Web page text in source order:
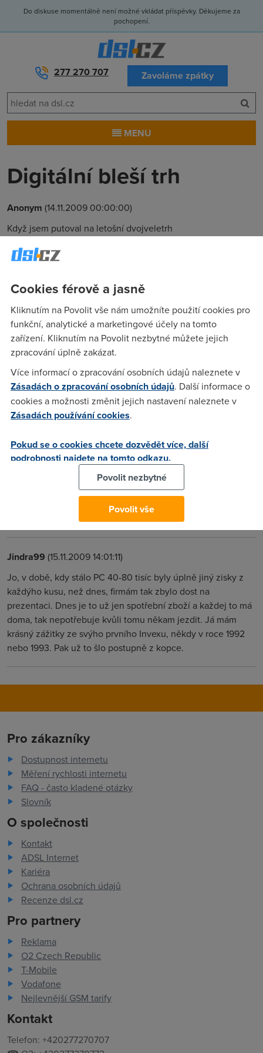
Do diskuse momentálně není možné vkládat příspěvky. Děkujeme za
pochopení.
277 270 707 Zavoláme zpátky
MENU
Digitální bleší trh
Anonym (14.11.2009 00:00:00)
Když jsem putoval na letošní dvojveletrh
předznamenala mé následné dojmy. Poté, co vlak měl
tramvaj se srazila s osobním autem, jsem dorazil na
Výstaviště o dobrou třičtvrtěhodinu později, než jsem
zamýšlel. Netušil jsem, že by se hodila ještě stávka semaforů
a vrátných u vstupu - a pořád by času na prohlídku bylo víc
než dost.
Vassago(14.11.2009 17:50:29)
Marně vzpomínám na doby před dvanácti lety, kdy jsem
coby jedenáctiletý klučina jezdil s tátou na Invex a pak svoje
kde se tísnily tisíce lidí, všechny pavilony byly zaplněny až
po strop a v sekci Come in Future megalomanské stánky
všech, kdo v herní branži něco znamenali vyplňovaly prostor
mezi stovkama počítačů, na kterých mohl každý zkusit to
nejnovější, co herní průmysl nabízel...kde ty časy. To, co se
na výstavišti předvádělo polední roky byla úplná ubohost...
Jindra99 (15.11.2009 14:01:11)
Jo, v době, kdy stálo PC 40-80 tisíc byly úplně jiný zisky z
každýho kusu, než dnes, firmám tak zbylo dost na
prezentaci. Dnes je to už jen spotřební zboží a každej to má
doma, tak nepotřebuje kvůli tomu někam jezdit. Já mám
krásný zážitky ze svýho prvního Invexu, někdy v roce 1992
nebo 1993. Pak už to šlo postupně z kopce.
Pro zákazníky
Dostupnost internetu
Měření rychlosti internetu
FAQ - často kladené otázky
Slovník
O společnosti
Kontakt
ADSL Internet
Kariéra
Ochrana osobních údajů
Recenze dsl.cz
Pro partnery
Reklama
O2 Czech Republic
T-Mobile
Vodafone
Nejlevnější GSM tarify
Kontakt
Telefon: +420277270707
Cookies férově a jasně
Kliknutím na Povolit vše nám umožníte použití cookies pro
funkční, analytické a marketingové účely na tomto
zařízení. Kliknutím na Povolit nezbytné můžete jejich
zpracování úplně zakázat.
Více informací o zpracování osobních údajů naleznete v
Zásadách o zpracování osobních údajů. Další informace o
cookies a možnosti změnit jejich nastavení naleznete v
Zásadách používání cookies.
Pokud se o cookies chcete dozvědět více, další
podrobnosti najdete na tomto odkazu.
Povolit nezbytné
Povolit vše